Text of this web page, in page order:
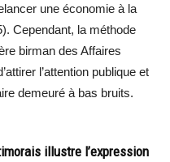
une économie à la
Cependant, la méthode
birman des Affaires
l’attention publique et
demeuré à bas bruits.
illustre l’expression